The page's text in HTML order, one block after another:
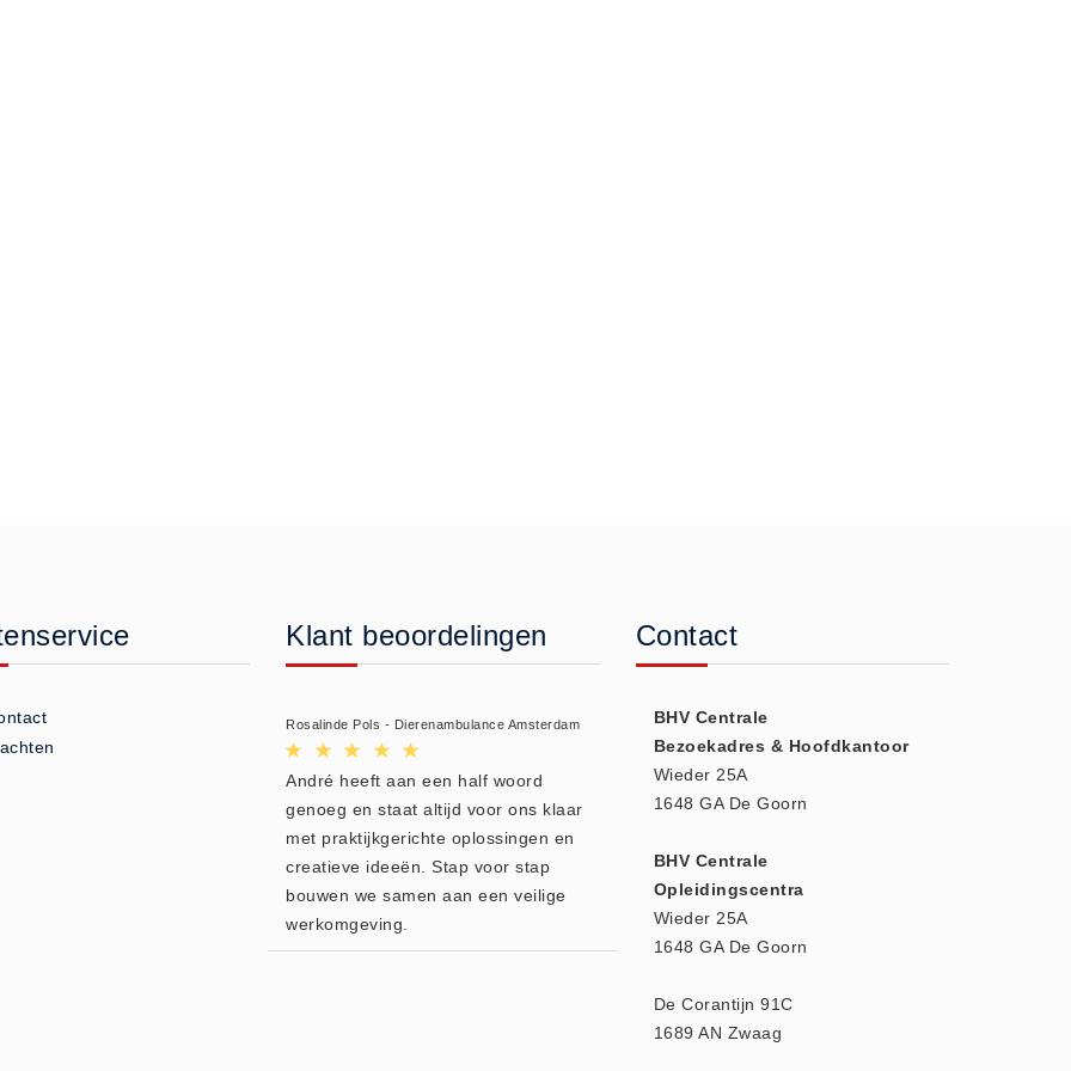
Klant beoordelingen
Rosalinde Pols - Dierenambulance Amsterdam
André heeft aan een half woord
genoeg en staat altijd voor ons klaar
met praktijkgerichte oplossingen en
creatieve ideeën. Stap voor stap
bouwen we samen aan een veilige
werkomgeving.
Contact
BHV Centrale
Bezoekadres & Hoofdkantoor
Wieder 25A
1648 GA De Goorn
BHV Centrale
Opleidingscentra
Wieder 25A
1648 GA De Goorn
De Corantijn 91C
1689 AN Zwaag